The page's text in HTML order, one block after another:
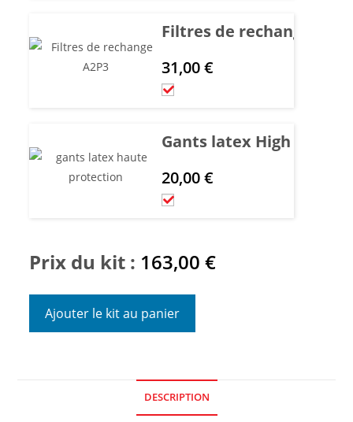
Filtres de rechange
31,00€
Gants latex High
20,00€
Prix du kit : 163,00€
Ajouter le kit au panier
DESCRIPTION